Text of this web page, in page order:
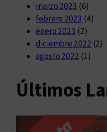
marzo 2023 (6)
febrero 2023 (4)
enero 2023 (2)
diciembre 2022 (2)
agosto 2022 (1)
Últimos